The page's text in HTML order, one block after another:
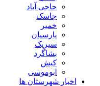
حاجی آباد
جاسک
خمیر
پارسیان
سیریک
بشاگرد
کیش
ابوموسی
اخبار شهرستان ها